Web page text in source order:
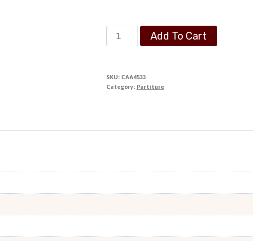
Inediti
per
quantity
Add To Cart
SKU: CAA4533
Category: Partiture